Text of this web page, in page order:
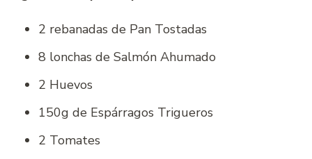
2 rebanadas de Pan Tostadas
8 lonchas de Salmón Ahumado
2 Huevos
150g de Espárragos Trigueros
2 Tomates